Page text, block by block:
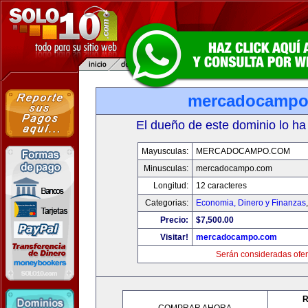
El dueño de este dominio lo
Mayusculas:
MERCADOCAMPO.COM
Minusculas:
mercadocampo.com
Longitud:
12 caracteres
Categorias:
Economia, Dinero y Finanzas
Precio:
$7,500.00
Visitar!
mercadocampo.com
Serán consideradas